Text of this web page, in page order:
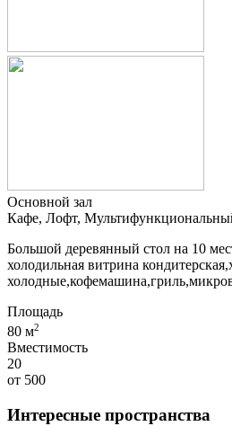
Основной зал
Кафе, Лофт,
Большой деревянный стол на 10
холодильная витрина
Площадь
80 м2
Вместимость
20
от 500
Интересные пространства